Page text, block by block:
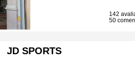
142
50
JD SPORTS